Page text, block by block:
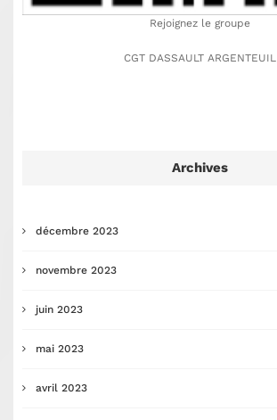
Rejoignez le groupe
CGT DASSAULT ARGENTEUIL
Archives
décembre 2023
novembre 2023
juin 2023
mai 2023
avril 2023